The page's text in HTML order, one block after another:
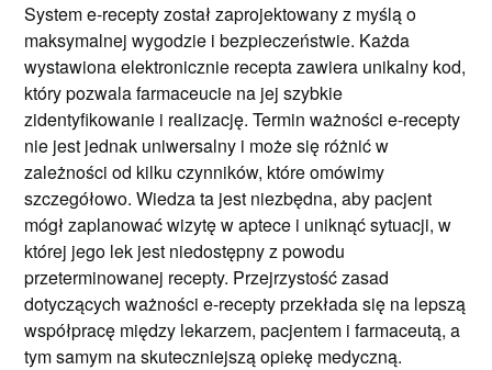
System e-recepty został zaprojektowany z myślą o
maksymalnej wygodzie i bezpieczeństwie. Każda
wystawiona elektronicznie recepta zawiera unikalny kod,
który pozwala farmaceucie na jej szybkie
zidentyfikowanie i realizację. Termin ważności e-recepty
nie jest jednak uniwersalny i może się różnić w
zależności od kilku czynników, które omówimy
szczegółowo. Wiedza ta jest niezbędna, aby pacjent
mógł zaplanować wizytę w aptece i uniknąć sytuacji, w
której jego lek jest niedostępny z powodu
przeterminowanej recepty. Przejrzystość zasad
dotyczących ważności e-recepty przekłada się na lepszą
współpracę między lekarzem, pacjentem i farmaceutą, a
tym samym na skuteczniejszą opiekę medyczną.